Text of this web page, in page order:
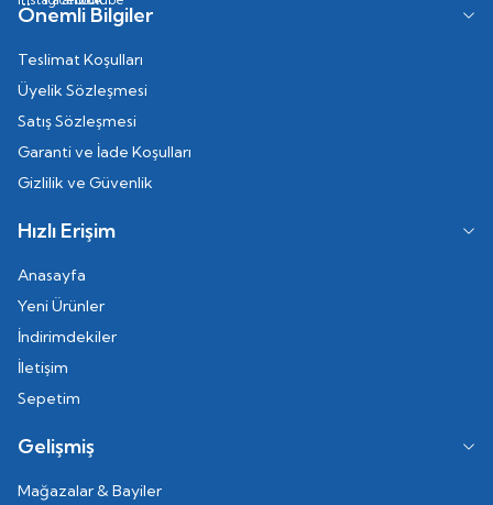
Önemli Bilgiler
Teslimat Koşulları
Üyelik Sözleşmesi
Satış Sözleşmesi
Garanti ve İade Koşulları
Gizlilik ve Güvenlik
Hızlı Erişim
Anasayfa
Yeni Ürünler
İndirimdekiler
İletişim
Sepetim
Gelişmiş
Mağazalar & Bayiler